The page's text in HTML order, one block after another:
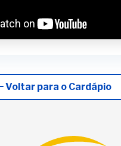
Voltar para o Cardápio